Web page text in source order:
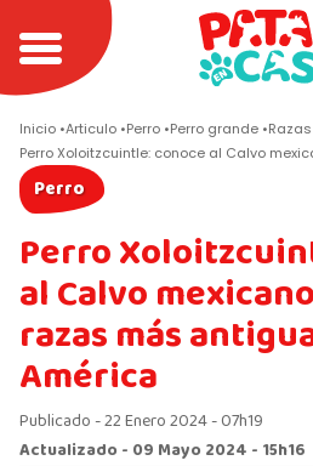
Inicio Articulo Perro Perro grande
Perro Xoloitzcuintle: conoce al Calvo
Perro
Perro
al Calvo
razas más
América
Publicado - 22 Enero 2024 - 07h19
Actualizado - 09 Mayo 2024 - 15h16